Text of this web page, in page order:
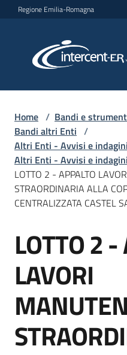
Vai al contenuto
Vai alla navigazione
Vai al footer
Regione Emilia-Romagna
per lo
L'Agenzia
e
strumenti
acquisto
Supporto
Home / Bandi e
Bandi altri Enti /
Altri Enti - Avvisi e
Altri Enti - Avvisi e
LOTTO 2 - APPALTO
STRAORDINARIA ALLA
CENTRALIZZATA CASTEL
Salta al contenuto
LOTTO 2 -
LAVORI